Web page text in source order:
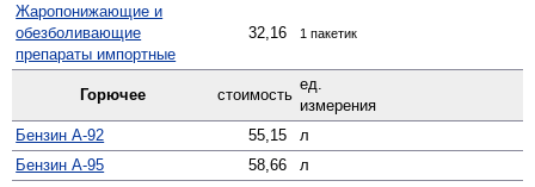
Жаро­понижающие и
обезболивающие
препараты импортные
32,16 1 пакетик
Горючее стоимость
ед.
измерения
Бензин А-92
55,15
л
Бензин А-95
58,66
л